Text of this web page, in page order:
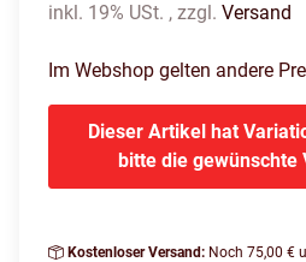
inkl. 19% USt. , zzgl. Versand
Im Webshop gelten andere
Dieser Artikel hat
bitte die gewünschte
Kostenloser Versand: Noch 75,00 €